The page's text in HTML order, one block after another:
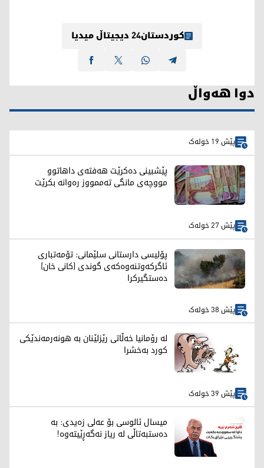
کوردستان24 دیجیتاڵ میدیا
دوا هەواڵ
پێش 19 خولەک
پێشبینی دەکرێت هەفتەی داهاتوو
مووچەی مانگی تەممووز رەوانە بکرێت
پێش 27 خولەک
پۆلیسی دارستانی سلێمانی: تۆمەتباری
ئاگرکەوتنەوەکەی گوندی (کانی خان)
دەستگیرکرا
پێش 38 خولەک
لە رۆمانیا خەڵاتی رێزلێنان بە هونەرمەندێکی
کورد بەخشرا
پێش 39 خولەک
میسال ئالوسی بۆ عەلی زەیدی: بە
دەستبەتاڵی لە ریاز نەگەڕێیتەوە!